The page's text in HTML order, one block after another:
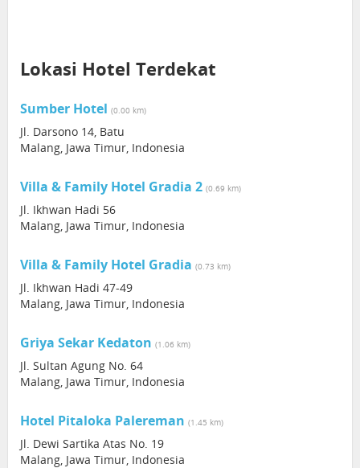
Lokasi Hotel Terdekat
Sumber Hotel (0.00 km)
Jl. Darsono 14, Batu
Malang, Jawa Timur, Indonesia
Villa & Family Hotel Gradia 2 (0.69 km)
Jl. Ikhwan Hadi 56
Malang, Jawa Timur, Indonesia
Villa & Family Hotel Gradia (0.73 km)
Jl. Ikhwan Hadi 47-49
Malang, Jawa Timur, Indonesia
Griya Sekar Kedaton (1.06 km)
Jl. Sultan Agung No. 64
Malang, Jawa Timur, Indonesia
Hotel Pitaloka Palereman (1.45 km)
Jl. Dewi Sartika Atas No. 19
Malang, Jawa Timur, Indonesia